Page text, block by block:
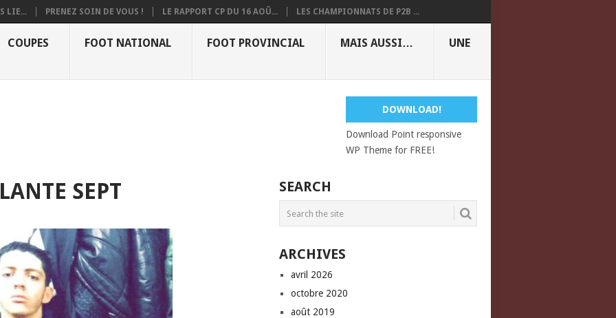
LIE... PRENEZ SOIN DE VOUS ! LE RAPPORT CP DU 16 AOÛ... LES CHAMPIONNATS DE P2B ...
COUPES FOOT NATIONAL FOOT PROVINCIAL MAIS AUSSI… UNE
DOWNLOAD!
Download Point responsive
WP Theme for FREE!
SEPT SEARCH
ARCHIVES
avril 2026
octobre 2020
août 2019